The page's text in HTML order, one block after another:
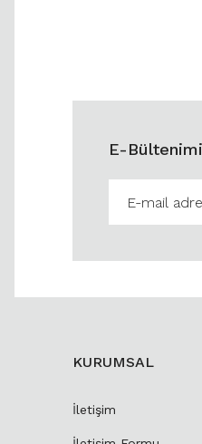
E-
KURUMSAL
İletişim